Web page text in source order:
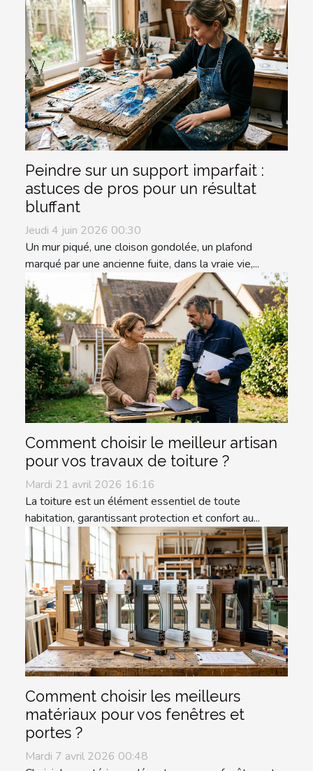
Peindre sur un support imparfait :
astuces de pros pour un résultat
bluffant
Jeudi 4 juin 2026 00:30
Un mur piqué, une cloison gondolée, un plafond
marqué par une ancienne fuite, dans la vraie vie,...
Comment choisir le meilleur artisan
pour vos travaux de toiture ?
Mardi 21 avril 2026 16:16
La toiture est un élément essentiel de toute
habitation, garantissant protection et confort au...
Comment choisir les meilleurs
matériaux pour vos fenêtres et
portes ?
Mardi 7 avril 2026 00:48